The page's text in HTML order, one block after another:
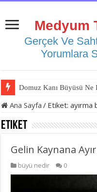
Medyum
Gerçek Ve
Yorumlara
Domuz Kanı Büyüsü Ne
Ana Sayfa / Etiket:ayırma
Etiket
Gelin Kaynana
büyü nedir 0